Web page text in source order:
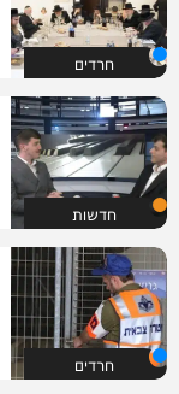
חרדים
חדשות
חרדים